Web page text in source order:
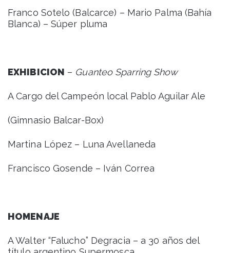
Franco Sotelo (Balcarce) – Mario Palma (Bahía
Blanca) – Súper pluma
EXHIBICION – Guanteo Sparring Show
A Cargo del Campeón local Pablo Aguilar Ale
(Gimnasio Balcar-Box)
Martina López – Luna Avellaneda
Francisco Gosende – Iván Correa
HOMENAJE
A Walter “Falucho” Degracia – a 30 años del